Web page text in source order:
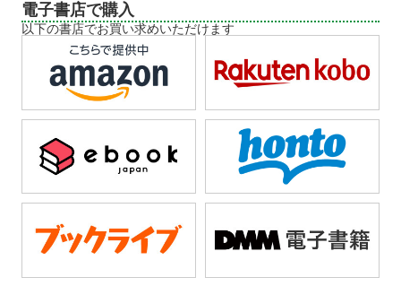
電子書店で購入
以下の書店でお買い求めいただけます